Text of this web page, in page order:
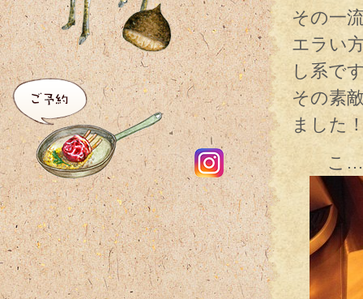
その一
エラい
し系で
その素
ました
こ…